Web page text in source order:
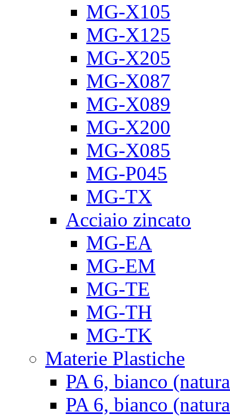
MG-X105
MG-X125
MG-X205
MG-X087
MG-X089
MG-X200
MG-X085
MG-P045
MG-TX
Acciaio zincato
MG-EA
MG-EM
MG-TE
MG-TH
MG-TK
Materie Plastiche
PA 6, bianco
PA 6, bianco